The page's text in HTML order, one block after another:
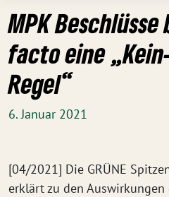
MPK
facto eine
Regel“
6. Januar 2021
[04/2021] Die GRÜNE
erklärt zu den Auswirkungen